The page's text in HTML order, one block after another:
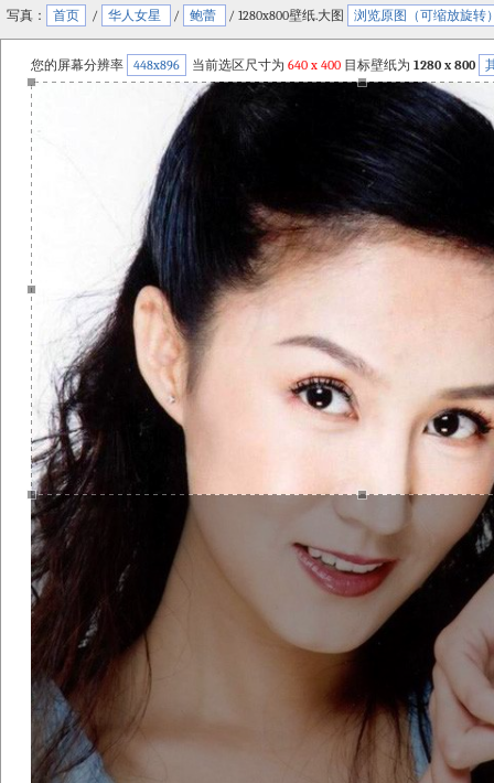
写真： 首页 / 华人女星 / 鲍蕾 / 1280x800壁纸.大图 浏览原图（可缩放旋转
您的屏幕分辨率 448x896 当前选区尺寸为 640 x 400 目标壁纸为 1280 x 800